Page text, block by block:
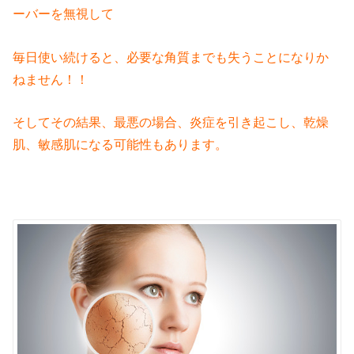
ーバーを無視して
毎日使い続けると、必要な角質までも失うことになりか
ねません！！
そしてその結果、最悪の場合、炎症を引き起こし、乾燥
肌、敏感肌になる可能性もあります。